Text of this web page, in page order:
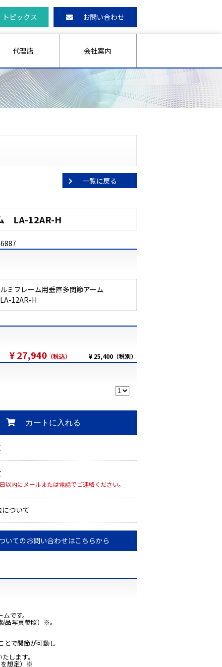
トピックス お問い合わせ
代理店 会社案内
一覧に戻る
LA-12AR-H
ミフレーム用垂直多関節アーム
LA-12AR-H
¥ 27,940 （税込） ¥ 25,400（税別）
カートに入れる
以内にメールまたは電話でご連絡ください。
ついて
いてのお問い合わせはこちらから
です。
品写真参照）※。
とで関節が可動し
します。
を想定）※